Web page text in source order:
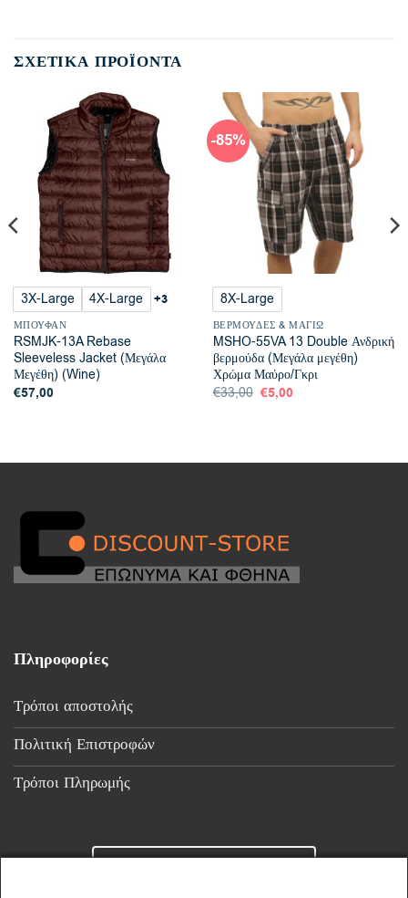
ΣΧΕΤΙΚΆ ΠΡΟΪΌΝΤΑ
3X-Large 4X-Large +3
ΜΠΟΥΦΆΝ
RSMJK-13A Rebase
Sleeveless Jacket (Μεγάλα
Μεγέθη) (Wine)
€57,00
-85%
8X-Large
ΒΕΡΜΟΎΔΕΣ & ΜΑΓΙΏ
MSHO-55VA 13 Double Ανδρική
βερμούδα (Μεγάλα μεγέθη)
Χρώμα Μαύρο/Γκρι
€33,00 Original
price
€5,00
Πληροφορίες
Τρόποι αποστολής
Πολιτική Επιστροφών
Τρόποι Πληρωμής